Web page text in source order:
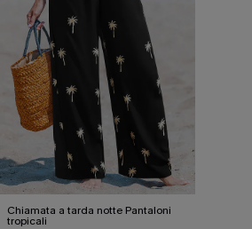
Chiamata a tarda notte Pantaloni
tropicali